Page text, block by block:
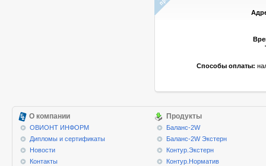
Способы оплаты:
О компании
ОВИОНТ ИНФОРМ
Дипломы и сертификаты
Новости
Контакты
Продукты
Баланс-2W
Баланс-2W Экстерн
Контур.Экстерн
Контур.Норматив